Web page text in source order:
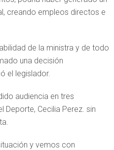
creando empleos directos e
de la ministra y de todo
una decisión
el legislador.
audiencia en tres
Deporte, Cecilia Perez. sin
y vemos con